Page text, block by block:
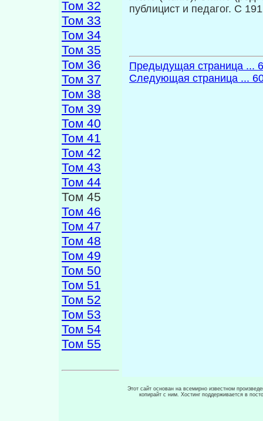
Том 32
Том 33
Том 34
Том 35
Том 36
Том 37
Том 38
Том 39
Том 40
Том 41
Том 42
Том 43
Том 44
Том 45
Том 46
Том 47
Том 48
Том 49
Том 50
Том 51
Том 52
Том 53
Том 54
Том 55
публицист и педагог. С
Предыдущая страница ...
Следующая страница ...
Этот сайт основан на всемирно известном
копирайт с ним. Хостинг поддерживается в